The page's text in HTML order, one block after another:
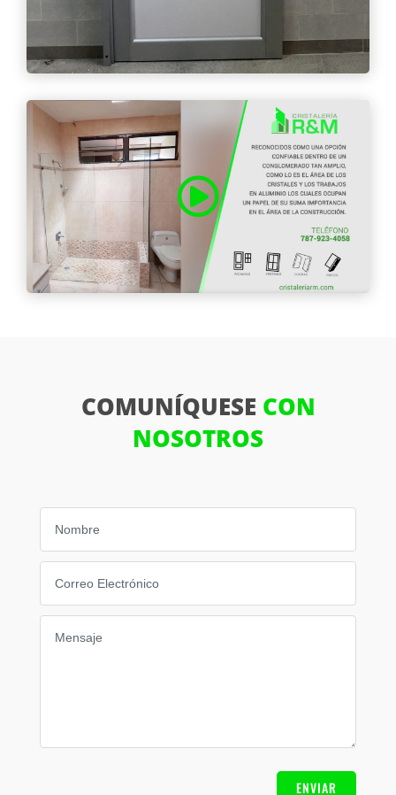
COMUNÍQUESE CON
NOSOTROS
ENVIAR